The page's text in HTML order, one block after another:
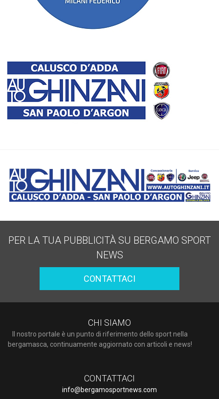
PER LA TUA PUBBLICITÀ SU BERGAMO SPORT
NEWS
CONTATTACI
CHI SIAMO
Il nostro portale è un punto di riferimento dello sport nella
bergamasca, continuamente aggiornato con articoli e news!
CONTATTACI
info@bergamosportnews.com